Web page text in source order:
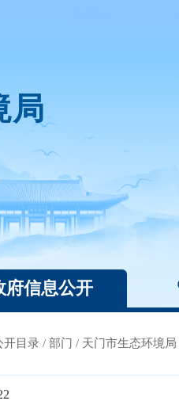
局
府信息公开
开目录 / 部门 / 天门市生态环境局